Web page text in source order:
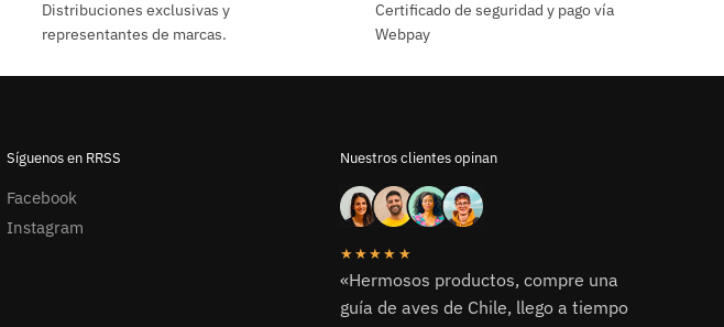
Distribuciones exclusivas y
representantes de marcas.
Certificado de seguridad y pago vía
Webpay
Síguenos en RRSS
Facebook
Instagram
Nuestros clientes opinan
★★★★★
«Hermosos productos, compre una
guía de aves de Chile, llego a tiempo